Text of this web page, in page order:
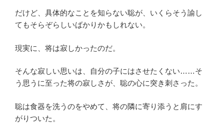
だけど、具体的なことを知らない聡が、いくらそう諭し
てもそらぞらしいばかりかもしれない。
現実に、将は寂しかったのだ。
そんな寂しい思いは、自分の子にはさせたくない……そ
う思うに至った将の寂しさが、聡の心に突き刺さった。
聡は食器を洗うのをやめて、将の隣に寄り添うと肩にす
がりついた。